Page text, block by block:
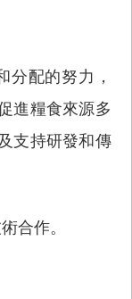
分配的努力，
進糧食來源多
支持研發和傳
合作。